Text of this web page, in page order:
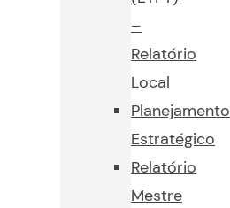
–
Relatório
Local
Planejamento
Estratégico
Relatório
Mestre